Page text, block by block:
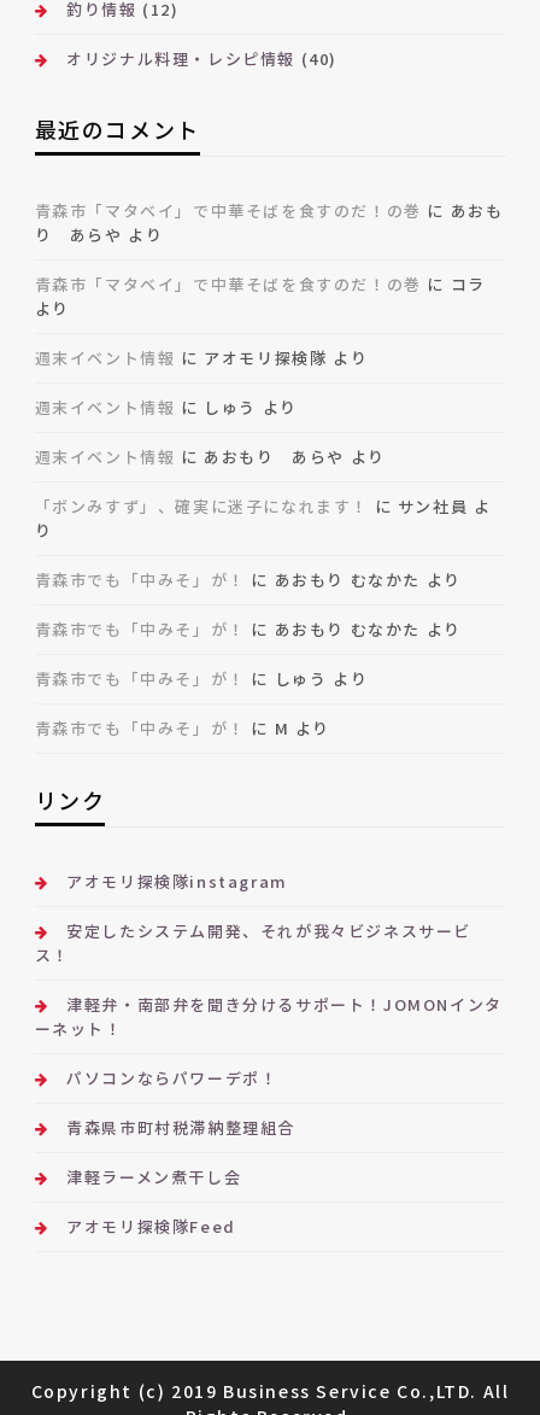
釣り情報 (12)
オリジナル料理・レシピ情報 (40)
最近のコメント
青森市「マタベイ」で中華そばを食すのだ！の巻 に あおも
り あらや より
青森市「マタベイ」で中華そばを食すのだ！の巻 に コラ
より
週末イベント情報 に アオモリ探検隊 より
週末イベント情報 に しゅう より
週末イベント情報 に あおもり あらや より
「ボンみすず」、確実に迷子になれます！ に サン社員 よ
り
青森市でも「中みそ」が！ に あおもり むなかた より
青森市でも「中みそ」が！ に あおもり むなかた より
青森市でも「中みそ」が！ に しゅう より
青森市でも「中みそ」が！ に M より
リンク
アオモリ探検隊instagram
安定したシステム開発、それが我々ビジネスサービ
ス！
津軽弁・南部弁を聞き分けるサポート！JOMONインタ
ーネット！
パソコンならパワーデポ！
青森県市町村税滞納整理組合
津軽ラーメン煮干し会
アオモリ探検隊Feed
Copyright (c) 2019 Business Service Co.,LTD. All